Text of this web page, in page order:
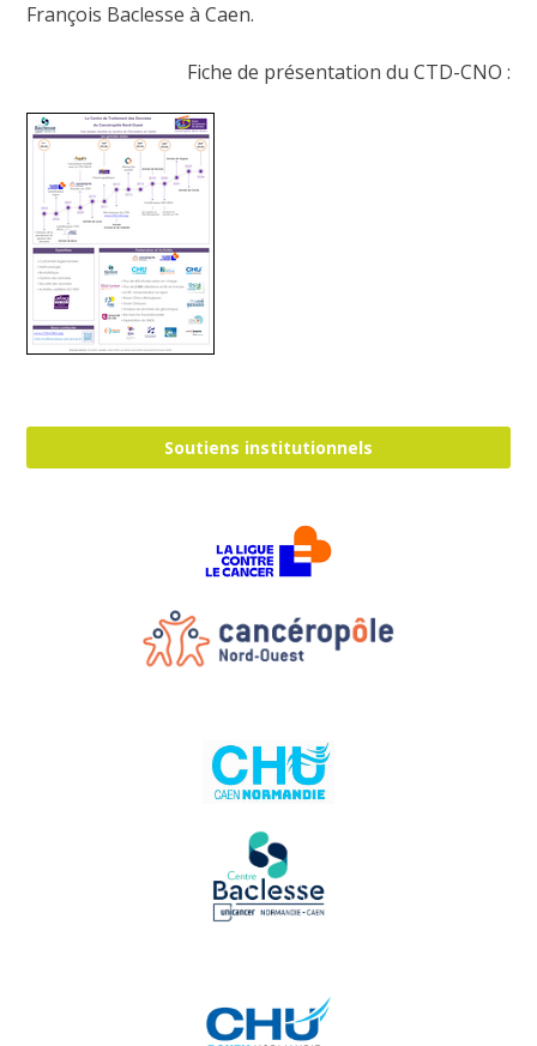
François Baclesse à Caen.
Fiche de présentation du CTD-CNO :
Soutiens institutionnels